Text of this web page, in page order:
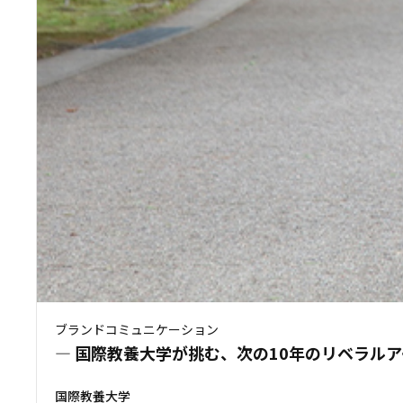
ブランドコミュニケーション
― 国際教養大学が挑む、次の10年のリベラル
国際教養大学